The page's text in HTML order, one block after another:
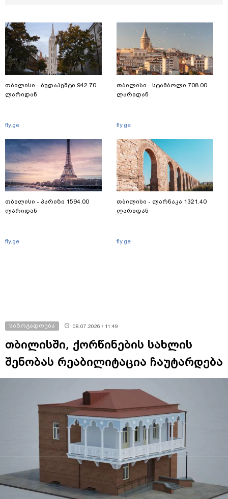
თბილისი - ბუდაპეშტი 942.70
ლარიდან
fly.ge
თბილისი - პარიზი 1594.00
ლარიდან
fly.ge
თბილისი - სტამბოლი 708.00
ლარიდან
fly.ge
თბილისი - ლარნაკა 1321.40
ლარიდან
fly.ge
საზოგადოება 08.07.2026 / 11:49
თბილისში, ქორწინების სახლის
შენობას რეაბილიტაცია ჩაუტარდება